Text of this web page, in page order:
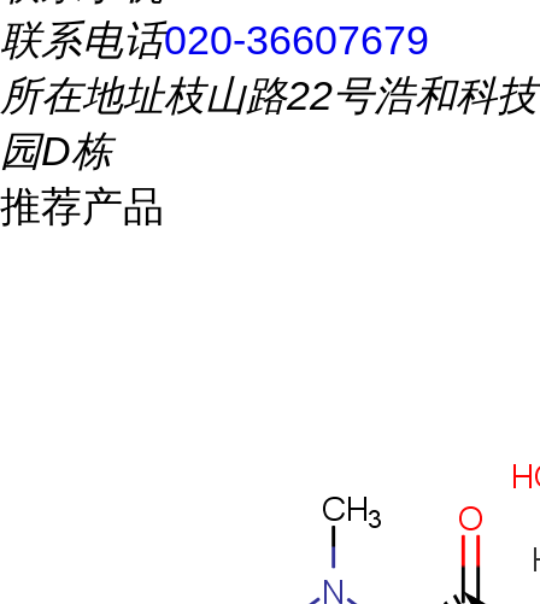
联系电话020-36607679
所在地址枝山路22号浩和科技
园D栋
推荐产品